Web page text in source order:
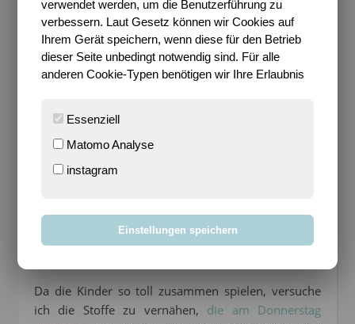
Schwiegereltern angebruzelt, die Pita Brote in den
Toaster, etwas Salat dazu gewaschen und
geschnippelt und schon hat man ein schnelles
Mittagessen.
Da die Kinder so toll zusammen spielen, versuche
ich die Stoffe zu vernähen, die am Donnerstag
verwendet werden, um die Benutzerführung zu
verbessern. Laut Gesetz können wir Cookies auf
Ihrem Gerät speichern, wenn diese für den Betrieb
dieser Seite unbedingt notwendig sind. Für alle
anderen Cookie-Typen benötigen wir Ihre Erlaubnis
Essenziell
Matomo Analyse
instagram
Einstellungen speichern